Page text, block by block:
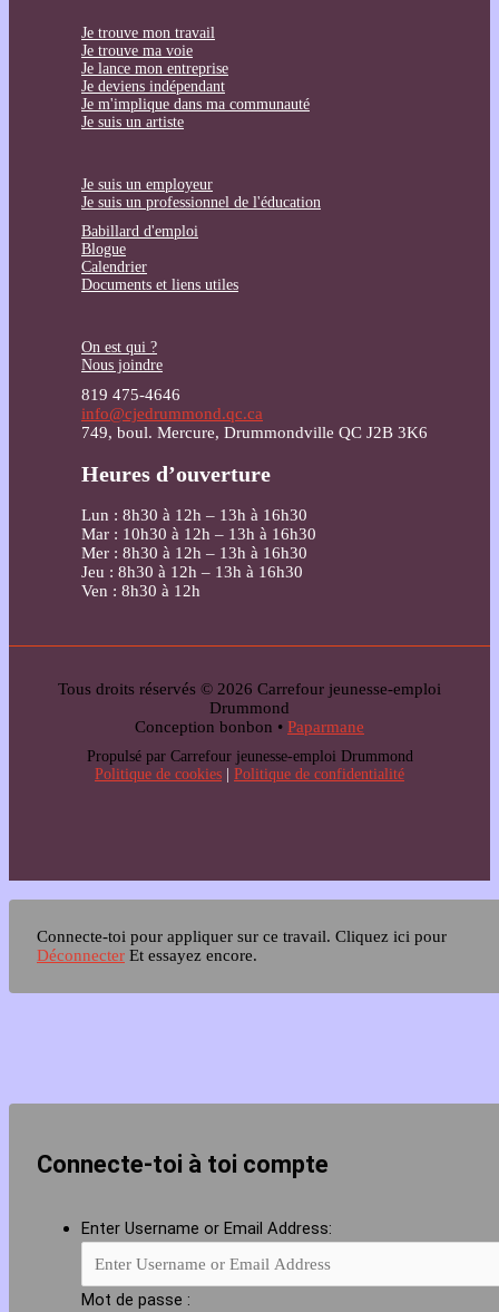
Je trouve mon travail
Je trouve ma voie
Je lance mon entreprise
Je deviens indépendant
Je m'implique dans ma communauté
Je suis un artiste
Je suis un employeur
Je suis un professionnel de l'éducation
Babillard d'emploi
Blogue
Calendrier
Documents et liens utiles
On est qui ?
Nous joindre
819 475-4646
info@cjedrummond.qc.ca
749, boul. Mercure, Drummondville QC J2B 3K6
Heures d’ouverture
Lun : 8h30 à 12h – 13h à 16h30
Mar : 10h30 à 12h – 13h à 16h30
Mer : 8h30 à 12h – 13h à 16h30
Jeu : 8h30 à 12h – 13h à 16h30
Ven : 8h30 à 12h
Tous droits réservés © 2026 Carrefour jeunesse-emploi
Drummond
Conception bonbon • Paparmane
Propulsé par Carrefour jeunesse-emploi Drummond
Politique de cookies | Politique de confidentialité
Connecte-toi pour appliquer sur ce travail. Cliquez ici pour
Déconnecter Et essayez encore.
Connecte-toi à toi compte
Enter Username or Email Address:
Mot de passe :